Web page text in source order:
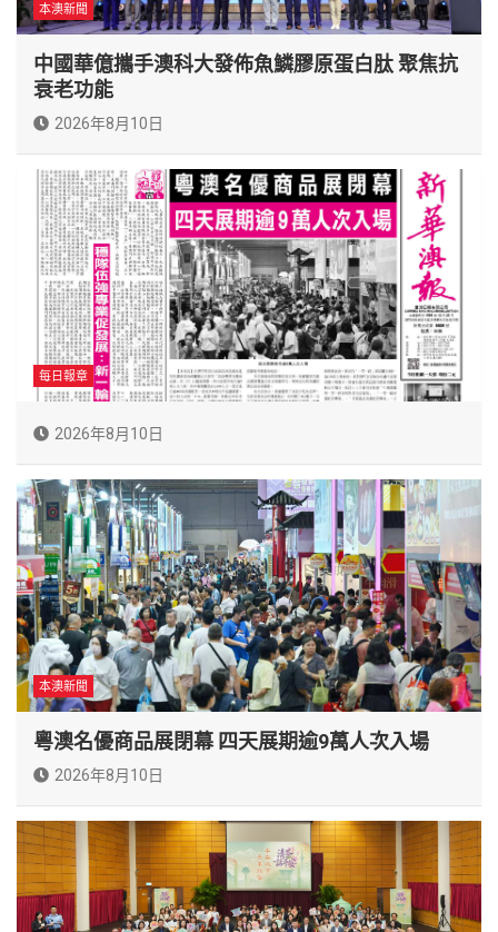
本澳新聞
中國華億攜手澳科大發佈魚鱗膠原蛋白肽 聚焦抗
衰老功能
2026年8月10日
每日報章
2026年8月10日
本澳新聞
粵澳名優商品展閉幕 四天展期逾9萬人次入場
2026年8月10日